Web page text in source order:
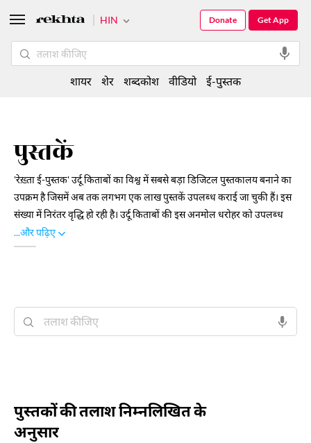
पुस्तकें
'रेख़्ता ई-पुस्तक' उर्दू किताबों का विश्व में सबसे बड़ा डिजिटल पुस्तकालय बनाने का
उपक्रम है जिसमें अब तक लगभग एक लाख पुस्तकें उपलब्ध कराई जा चुकी हैं। इस
संख्या में निरंतर वृद्धि हो रही है। उर्दू किताबों की इस अनमोल धरोहर को उपलब्ध
कराने में बहुत से पुस्तकालयों और पुस्तकों से रुचि रखने वालों ने अपने निजी संग्रह
द्वारा उदारता से हमें सहयोग दिया है। इस डिजिटल पुस्तकालय में समकालीन साहित्य
...और पढ़िए
पुस्तकों की तलाश निम्नलिखित के
अनुसार
HIN Get App
Donate
शायर शेर शब्दकोश वीडियो ई-पुस्तक